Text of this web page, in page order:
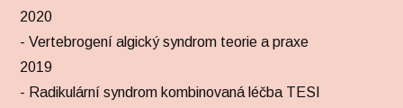
2020
- Vertebrogení algický syndrom teorie a praxe
2019
- Radikulární syndrom kombinovaná léčba TESI